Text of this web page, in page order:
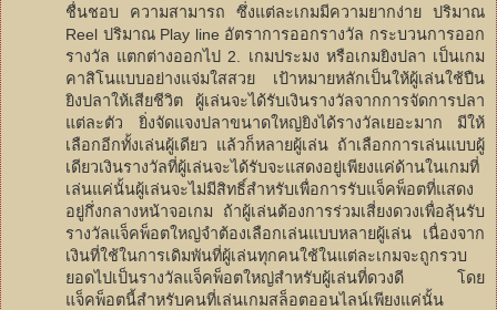
ชื่นชอบ ความสามารถ ซึ่งแต่ละเกมมีความยากง่าย ปริมาณ
Reel ปริมาณ Play line อัตราการออกรางวัล กระบวนการออก
รางวัล แตกต่างออกไป 2. เกมประมง หรือเกมยิงปลา เป็นเกม
คาสิโนแบบอย่างแจ่มใสสวย เป้าหมายหลักเป็นให้ผู้เล่นใช้ปืน
ยิงปลาให้เสียชีวิต ผู้เล่นจะได้รับเงินรางวัลจากการจัดการปลา
แต่ละตัว ยิ่งจัดแจงปลาขนาดใหญ่ยิงได้รางวัลเยอะมาก มีให้
เลือกอีกทั้งเล่นผู้เดียว แล้วก็หลายผู้เล่น ถ้าเลือกการเล่นแบบผู้
เดียวเงินรางวัลที่ผู้เล่นจะได้รับจะแสดงอยู่เพียงแค่ด้านในเกมที่
เล่นแค่นั้นผู้เล่นจะไม่มีสิทธิ์สำหรับเพื่อการรับแจ็คพ็อตที่แสดง
อยู่กึ่งกลางหน้าจอเกม ถ้าผู้เล่นต้องการร่วมเสี่ยงดวงเพื่อลุ้นรับ
รางวัลแจ็คพ็อตใหญ่จำต้องเลือกเล่นแบบหลายผู้เล่น เนื่องจาก
เงินที่ใช้ในการเดิมพันที่ผู้เล่นทุกคนใช้ในแต่ละเกมจะถูกรวบ
ยอดไปเป็นรางวัลแจ็คพ็อตใหญ่สำหรับผู้เล่นที่ดวงดี โดย
แจ็คพ็อตนี้สำหรับคนที่เล่นเกมสล็อตออนไลน์เพียงแค่นั้น